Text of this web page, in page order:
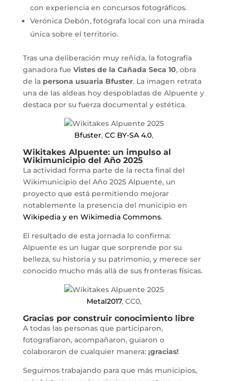
con experiencia en concursos fotográficos.
Verónica Debón, fotógrafa local con una mirada
única sobre el territorio.
Tras una deliberación muy reñida, la fotografía
ganadora fue Vistes de la Cañada Seca 10, obra
de la persona usuaria Bfuster. La imagen retrata
una de las aldeas hoy despobladas de Alpuente y
destaca por su fuerza documental y estética.
Bfuster,CC BY-SA 4.0,
Wikitakes Alpuente: un impulso al
Wikimunicipio del Año 2025
La actividad forma parte de la recta final del
Wikimunicipio del Año 2025 Alpuente, un
proyecto que está permitiendo mejorar
notablemente la presencia del municipio en
Wikipedia y en Wikimedia Commons.
El resultado de esta jornada lo confirma:
Alpuente es un lugar que sorprende por su
belleza, su historia y su patrimonio, y merece ser
conocido mucho más allá de sus fronteras físicas.
Metal2017, CC0,
Gracias por construir conocimiento libre
A todas las personas que participaron,
fotografiaron, acompañaron, guiaron o
colaboraron de cualquier manera:¡gracias!
Seguimos trabajando para que más municipios,